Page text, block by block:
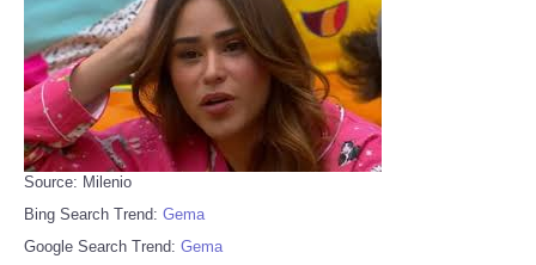
Source: Milenio
Bing Search Trend: Gema
Google Search Trend: Gema